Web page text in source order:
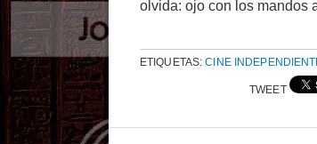
olvida: ojo con los mandos
ETIQUETAS:CINE
TWEET